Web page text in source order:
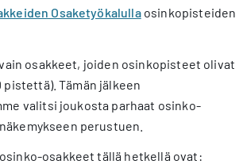
Osaketyökalullaosinkopisteiden
osakkeet, joiden osinkopisteet olivat
pistettä). Tämän jälkeen
valitsi joukosta parhaat osinko-
perustuen.
osakkeet tällä hetkellä ovat: